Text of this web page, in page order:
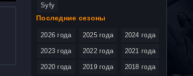
Syfy
Последние сезоны
2026 года 2025 года 2024 года
2023 года 2022 года 2021 года
2020 года 2019 года 2018 года